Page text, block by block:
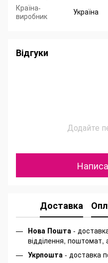
Країна-
виробник
Україна
Відгуки
Додайте
Доставка
Нова Пошта -
відділення,
Укрпошта - доставка